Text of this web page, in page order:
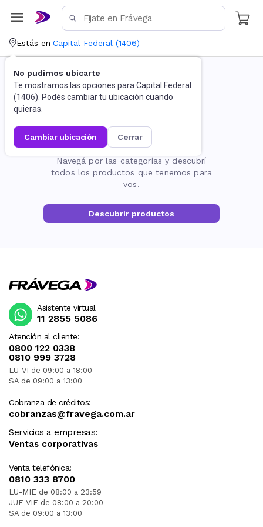
Estás en Capital Federal (1406)
No pudimos ubicarte
Te mostramos las opciones para Capital Federal
(1406). Podés cambiar tu ubicación cuando
quieras.
cambiar ubicación cerrar
La página no existe
Navegá por las categorías y descubrí
todos los productos que tenemos para
vos.
Descubrir productos
Atención al cliente:
0800 122 0338
0810 999 3728
LU-VI de 09:00 a 18:00
SA de 09:00 a 13:00
Cobranza de créditos:
cobranzas@fravega.com.ar
Servicios a empresas:
Ventas corporativas
Venta telefónica:
0810 333 8700
LU-MIE de 08:00 a 23:59
JUE-VIE de 08:00 a 20:00
SA de 09:00 a 13:00
Asistente virtual
11 2855 5086